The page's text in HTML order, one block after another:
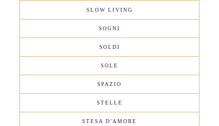
SLOW LIVING
SOGNI
SOLDI
SOLE
SPAZIO
STELLE
STESA D'AMORE